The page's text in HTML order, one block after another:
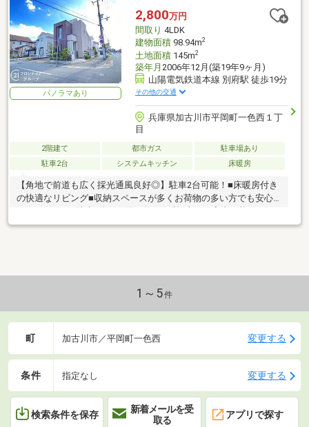
パノラマあり
2,800万円
間取り 4LDK
建物面積98.94m2
土地面積145m2
築年月 2006年12月(築19年9ヶ月)
山陽電気鉄道本線 別府駅 徒歩19分
その他の交通
兵庫県加古川市平岡町一色西１丁
目
2階建て 都市ガス
駐車場あり
駐車2台
システムキッチン 床暖房
【角地で前道も広く採光通風良好◎】駐車2台可能！■床暖房付き
の快適なリビング■収納スペースが多くお荷物の多い方でも安心
1～5件
町 加古川市／平岡町一色西 変更する
条件 指定なし 変更する
検索条件を保存
新着メールを受
取る
アプリで探す